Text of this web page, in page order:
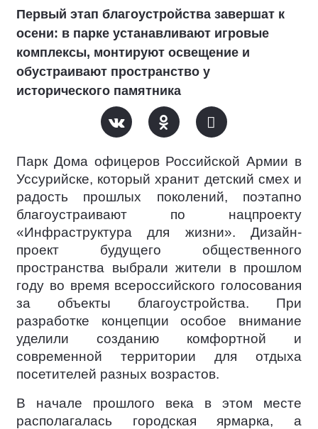
Первый этап благоустройства завершат к
осени: в парке устанавливают игровые
комплексы, монтируют освещение и
обустраивают пространство у
исторического памятника
Парк Дома офицеров Российской Армии в
Уссурийске, который хранит детский смех и
радость прошлых поколений, поэтапно
благоустраивают по нацпроекту
«Инфраструктура для жизни». Дизайн-
проект будущего общественного
пространства выбрали жители в прошлом
году во время всероссийского голосования
за объекты благоустройства. При
разработке концепции особое внимание
уделили созданию комфортной и
современной территории для отдыха
посетителей разных возрастов.
В начале прошлого века в этом месте
располагалась городская ярмарка, а